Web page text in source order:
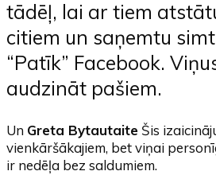
tādēļ, lai ar tiem
citiem un saņemtu
“Patīk” Facebook.
audzināt pašiem.
Un Greta Bytautaite Šis
vienkāršākajiem, bet viņai
ir nedēļa bez saldumiem.